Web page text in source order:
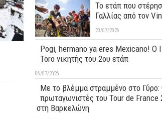
Το ετάπ που
Γαλλίας από τον
20/07/2026
Pogi, hermano ya eres Mexicano! Ο
Toro νικητής του 2ου ετάπ
06/07/2026
Με το βλέμμα στραμμένο στο Γύρο:
πρωταγωνιστές του Tour de France
στη Βαρκελώνη